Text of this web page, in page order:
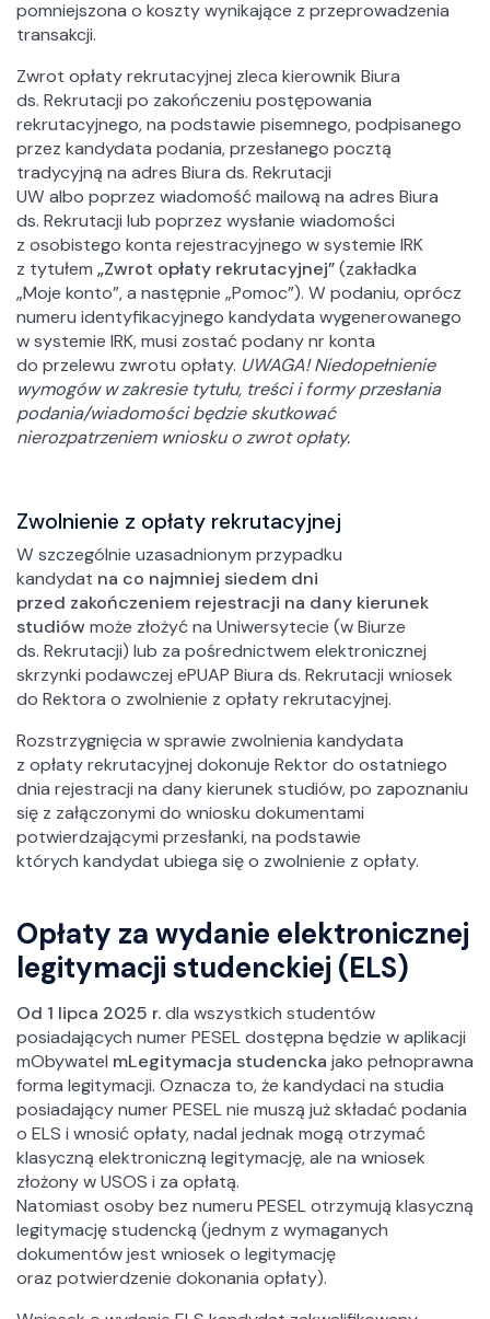
pomniejszona o koszty wynikające z przeprowadzenia
transakcji.
Zwrot opłaty rekrutacyjnej zleca kierownik Biura
ds. Rekrutacji po zakończeniu postępowania
rekrutacyjnego, na podstawie pisemnego, podpisanego
przez kandydata podania, przesłanego pocztą
tradycyjną na adres Biura ds. Rekrutacji
UW albo poprzez wiadomość mailową na adres Biura
ds. Rekrutacji lub poprzez wysłanie wiadomości
z osobistego konta rejestracyjnego w systemie IRK
z tytułem „Zwrot opłaty rekrutacyjnej”(zakładka
„Moje konto”, a następnie „Pomoc”). W podaniu, oprócz
numeru identyfikacyjnego kandydata wygenerowanego
w systemie IRK, musi zostać podany nr konta
do przelewu zwrotu opłaty. UWAGA! Niedopełnienie
wymogów w zakresie tytułu, treści i formy przesłania
podania/wiadomości będzie skutkować
nierozpatrzeniem wniosku o zwrot opłaty.
Zwolnienie z opłaty rekrutacyjnej
W szczególnie uzasadnionym przypadku
kandydat na co najmniej siedem dni
przed zakończeniem rejestracji na dany kierunek
studiów może złożyć na Uniwersytecie (w Biurze
ds. Rekrutacji) lub za pośrednictwem elektronicznej
skrzynki podawczej ePUAP Biura ds. Rekrutacji wniosek
do Rektora o zwolnienie z opłaty rekrutacyjnej.
Rozstrzygnięcia w sprawie zwolnienia kandydata
z opłaty rekrutacyjnej dokonuje Rektor do ostatniego
dnia rejestracji na dany kierunek studiów, po zapoznaniu
się z załączonymi do wniosku dokumentami
potwierdzającymi przesłanki, na podstawie
których kandydat ubiega się o zwolnienie z opłaty.
Opłaty za wydanie elektronicznej
legitymacji studenckiej (ELS)
Od 1 lipca 2025 r.dla wszystkich studentów
posiadających numer PESEL dostępna będzie w aplikacji
mObywatel mLegitymacja studencka jako pełnoprawna
forma legitymacji. Oznacza to, że kandydaci na studia
posiadający numer PESEL nie muszą już składać podania
o ELS i wnosić opłaty, nadal jednak mogą otrzymać
klasyczną elektroniczną legitymację, ale na wniosek
złożony w USOS i za opłatą.
Natomiast osoby bez numeru PESEL otrzymują klasyczną
legitymację studencką (jednym z wymaganych
dokumentów jest wniosek o legitymację
oraz potwierdzenie dokonania opłaty).